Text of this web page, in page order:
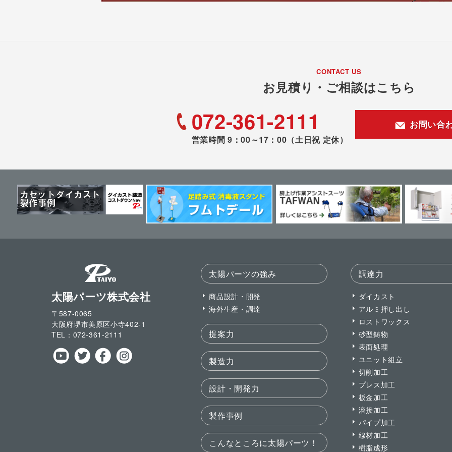
CONTACT US
お見積り・ご相談はこちら
072-361-2111
営業時間 9：00～17：00 （土日祝 定休）
お問い合
太陽パーツ株式会社
〒587-0065
大阪府堺市美原区小寺402-1
TEL： 072-361-2111
太陽パーツの強み
商品設計・開発
海外生産・調達
提案力
製造力
設計・開発力
製作事例
こんなところに太陽パーツ！
調達力
ダイカスト
アルミ押し出し
ロストワックス
砂型鋳物
表面処理
ユニット組立
切削加工
プレス加工
板金加工
溶接加工
パイプ加工
線材加工
樹脂成形